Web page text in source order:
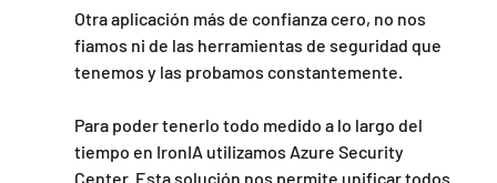
Otra aplicación más de confianza cero, no nos
fiamos ni de las herramientas de seguridad que
tenemos y las probamos constantemente.
Para poder tenerlo todo medido a lo largo del
tiempo en IronIA utilizamos Azure Security
Center. Esta solución nos permite unificar todos